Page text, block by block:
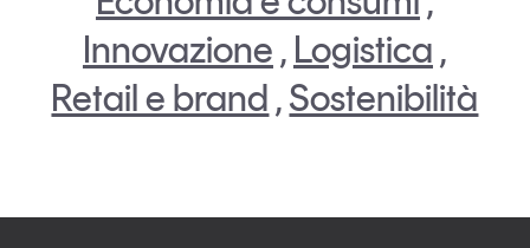
Innovazione , Logistica ,
Retail e brand ,Sostenibilità